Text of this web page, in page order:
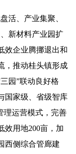
活、产业集聚、
新材料产业园扩
效企业腾挪退出和
，推动桂头镇形成
园”联动良好格
国家级、省级智库
理运营模式，完善
效用地200亩，加
西侧综合管廊建